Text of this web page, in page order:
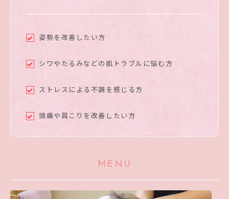
姿勢を改善したい方
シワやたるみなどの肌トラブルに悩む方
ストレスによる不調を感じる方
頭痛や肩こりを改善したい方
MENU